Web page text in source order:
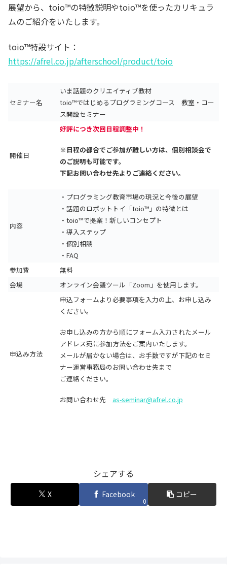
展望から、toio™の特徴説明やtoio™を使ったカリキュラ
ムのご紹介をいたします。
toio™特設サイト：
https://afrel.co.jp/afterschool/product/toio
セミナー名
いま話題のクリエイティブ教材
toio™ではじめるプログラミングコース 教室・コー
ス開設セミナー
開催日
好評につき次回日程調整中！
※日程の都合でご参加が難しい方は、個別相談会で
のご説明も可能です。
下記お問い合わせ先よりご連絡ください。
内容
・プログラミング教育市場の現況と今後の展望
・話題のロボットトイ「toio™」の特徴とは
・toio™で提案！新しいコンセプト
・導入ステップ
・個別相談
・FAQ
参加費
無料
会場
オンライン会議ツール「Zoom」を使用します。
申込み方法
申込フォームより必要事項を入力の上、お申し込み
ください。
お申し込みの方から順にフォーム入力されたメール
アドレス宛に参加方法をご案内いたします。
メールが届かない場合は、お手数ですが下記のセミ
ナー運営事務局のお問い合わせ先まで
ご連絡ください。
お問い合わせ先 as-seminar@afrel.co.jp
シェアする
X Facebook
0
コピー